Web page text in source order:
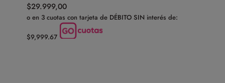
29.999,00
o en 3 cuotas con tarjeta de DÉBITO SIN interés de:
$9,999.67